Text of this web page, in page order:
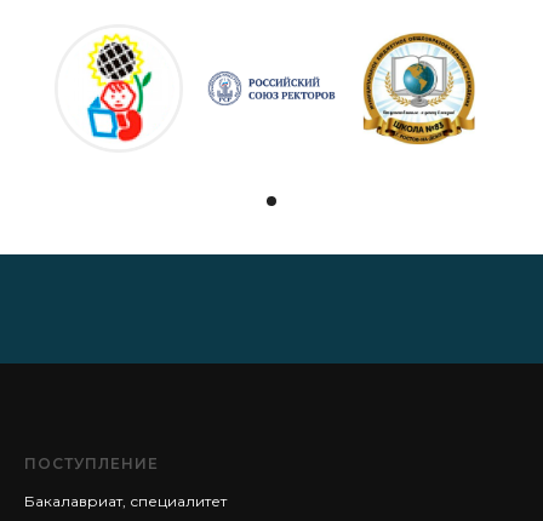
ПОСТУПЛЕНИЕ
Бакалавриат, специалитет